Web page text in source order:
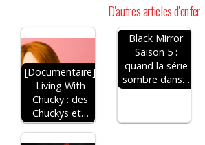
D'autres articles d'enfer
[Documentaire]
Living With
Chucky : des
Chuckys et…
Black Mirror
Saison 5 :
quand la série
sombre dans…